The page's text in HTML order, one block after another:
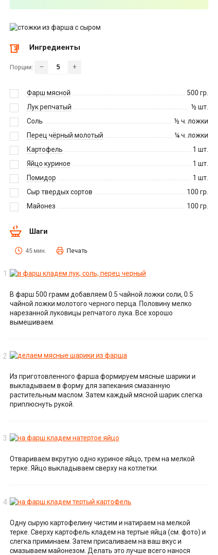
Ингредиенты
Порции: – +
Фарш мясной 500 гр.
Лук репчатый
½ шт.
Соль
½ ч. ложки
Перец чёрный молотый
¼ч. ложки
Картофель
1 шт.
Яйцо куриное
1 шт.
Помидор
1 шт.
Сыр твердых сортов
100 гр.
Майонез
100 гр.
Шаги
45 мин. Печать
В фарш 500 грамм добавляем 0.5 чайной ложки соли, 0.5
чайной ложки молотого черного перца. Половину мелко
нарезанной луковицы репчатого лука. Все хорошо
вымешиваем.
Из приготовленного фарша формируем мясные шарики и
выкладываем в форму для запекания смазанную
растительным маслом. Затем каждый мясной шарик слегка
приплюснуть рукой.
Отвариваем вкрутую одно куриное яйцо, трем на мелкой
терке. Яйцо выкладываем сверху на котлетки.
Одну сырую картофелину чистим и натираем на мелкой
терке. Сверху картофель кладем на тертые яйца (см. фото) и
слегка приминаем. Затем присаливаем на ваш вкус и
смазываем майонезом. Делать это лучше всего нанося